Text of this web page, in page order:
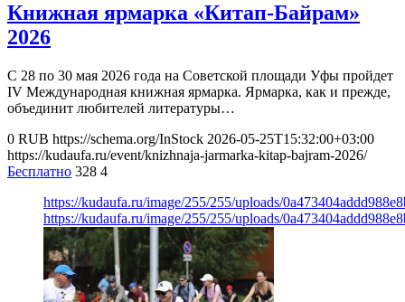
Книжная ярмарка «Китап-Байрам»
2026
С 28 по 30 мая 2026 года на Советской площади Уфы пройдет
IV Международная книжная ярмарка. Ярмарка, как и прежде,
объединит любителей литературы…
0 RUB https://schema.org/InStock 2026-05-25T15:32:00+03:00
https://kudaufa.ru/event/knizhnaja-jarmarka-kitap-bajram-2026/
Бесплатно 328 4
https://kudaufa.ru/image/255/255/uploads/
https://kudaufa.ru/image/255/255/uploads/